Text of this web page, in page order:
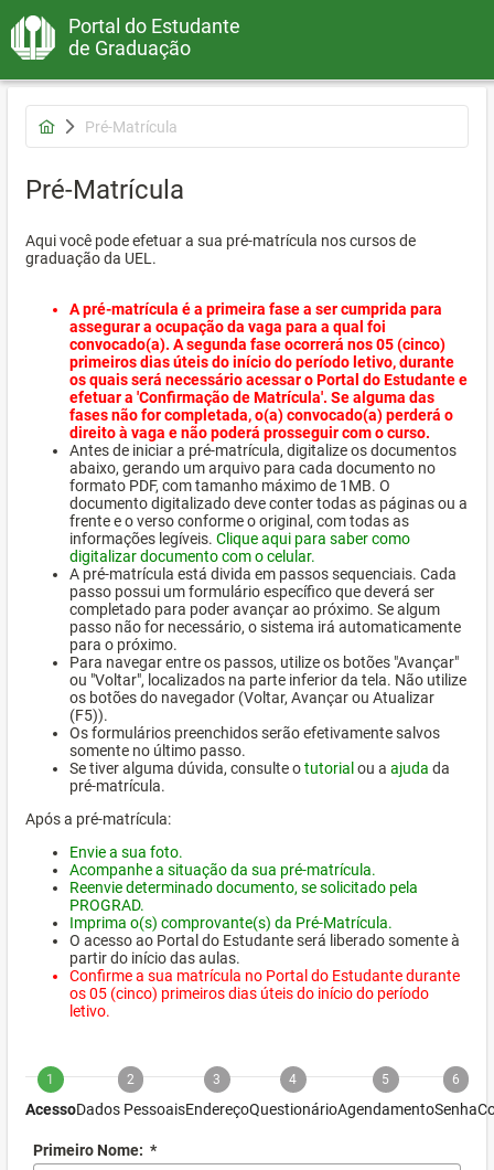
Portal do Estudante
de Graduação
Pré-Matrícula
Pré-Matrícula
Aqui você pode efetuar a sua pré-matrícula nos cursos de
graduação da UEL.
A pré-matrícula é a primeira fase a ser cumprida para
assegurar a ocupação da vaga para a qual foi
convocado(a). A segunda fase ocorrerá nos 05 (cinco)
primeiros dias úteis do início do período letivo, durante
os quais será necessário acessar o Portal do Estudante e
efetuar a 'Confirmação de Matrícula'. Se alguma das
fases não for completada, o(a) convocado(a) perderá o
direito à vaga e não poderá prosseguir com o curso.
Antes de iniciar a pré-matrícula, digitalize os documentos
abaixo, gerando um arquivo para cada documento no
formato PDF, com tamanho máximo de 1MB. O
documento digitalizado deve conter todas as páginas ou a
frente e o verso conforme o original, com todas as
informações legíveis. Clique aqui para saber como
digitalizar documento com o celular.
A pré-matrícula está divida em passos sequenciais. Cada
passo possui um formulário específico que deverá ser
completado para poder avançar ao próximo. Se algum
passo não for necessário, o sistema irá automaticamente
para o próximo.
Para navegar entre os passos, utilize os botões "Avançar"
ou "Voltar", localizados na parte inferior da tela. Não utilize
os botões do navegador (Voltar, Avançar ou Atualizar
(F5)).
Os formulários preenchidos serão efetivamente salvos
somente no último passo.
Se tiver alguma dúvida, consulte otutorial ou a ajuda da
pré-matrícula.
Após a pré-matrícula:
Envie a sua foto.
Acompanhe a situação da sua pré-matrícula.
Reenvie determinado documento, se solicitado pela
PROGRAD.
Imprima o(s) comprovante(s) da Pré-Matrícula.
O acesso ao Portal do Estudante será liberado somente à
partir do início das aulas.
Confirme a sua matrícula no Portal do Estudante durante
os 05 (cinco) primeiros dias úteis do início do período
letivo.
1
Acesso
2
Dados Pessoais
3
Endereço
4
Questionário
5
Agendamento
6
Senha
Primeiro Nome: *